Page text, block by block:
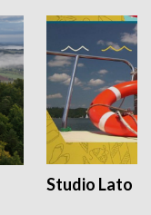
Studio Lato